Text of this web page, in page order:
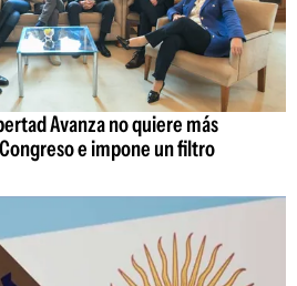
Avanza no quiere más
e impone un filtro